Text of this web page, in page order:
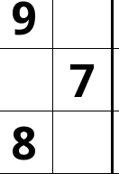
9
7
8